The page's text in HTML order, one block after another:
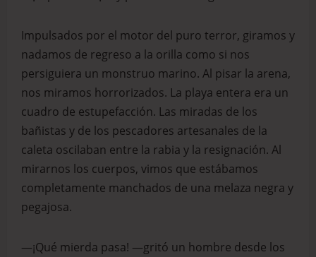
Impulsados por el motor del puro terror, giramos y
nadamos de regreso a la orilla como si nos
persiguiera un monstruo marino. Al pisar la arena,
nos miramos horrorizados. La playa entera era un
cuadro de estupefacción. Las miradas de los
bañistas y de los pescadores artesanales de la
caleta oscilaban entre la rabia y la resignación. Al
mirarnos los cuerpos, vimos que estábamos
completamente manchados de una melaza negra y
pegajosa.
—¡Qué mierda pasa! —gritó un hombre desde los